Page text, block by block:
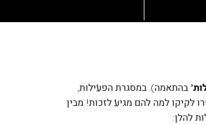
" בהתאמה). במסגרת הפעילות,
לקיקו למה להם מגיע לזכות! מבין